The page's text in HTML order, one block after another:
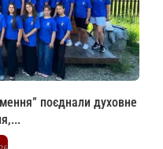
поєднали духовне